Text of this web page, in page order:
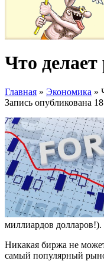
Что
Главная » Экономика »
Запись опубликована
миллиардов
Никакая биржа не
самый популярный